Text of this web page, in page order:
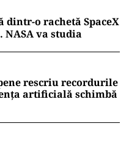
dintr-o rachetă SpaceX
va studia
rescriu recordurile
artificială schimbă